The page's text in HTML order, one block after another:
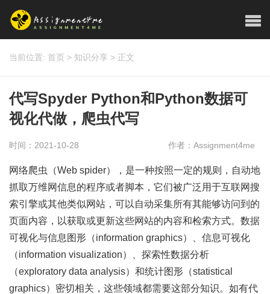
当前位置: 首页 > 知识分享 > 正文
代写Spyder Python和Python数据可
视化代做，爬虫代写
时间：2021-10-28 作者：Assignment4me
网络爬虫（Web spider），是一种按照一定的规则，自动地
抓取万维网信息的程序或者脚本，它们被广泛用于互联网搜
索引擎或其他类似网站，可以自动采集所有其能够访问到的
页面内容，以获取或更新这些网站的内容和检索方式。数据
可视化与信息图形（information graphics）、信息可视化
（information visualization）、探索性数据分析
（exploratory data analysis）和统计图形（statistical
graphics）密切相关，这些领域都需要这部分知识。如有代